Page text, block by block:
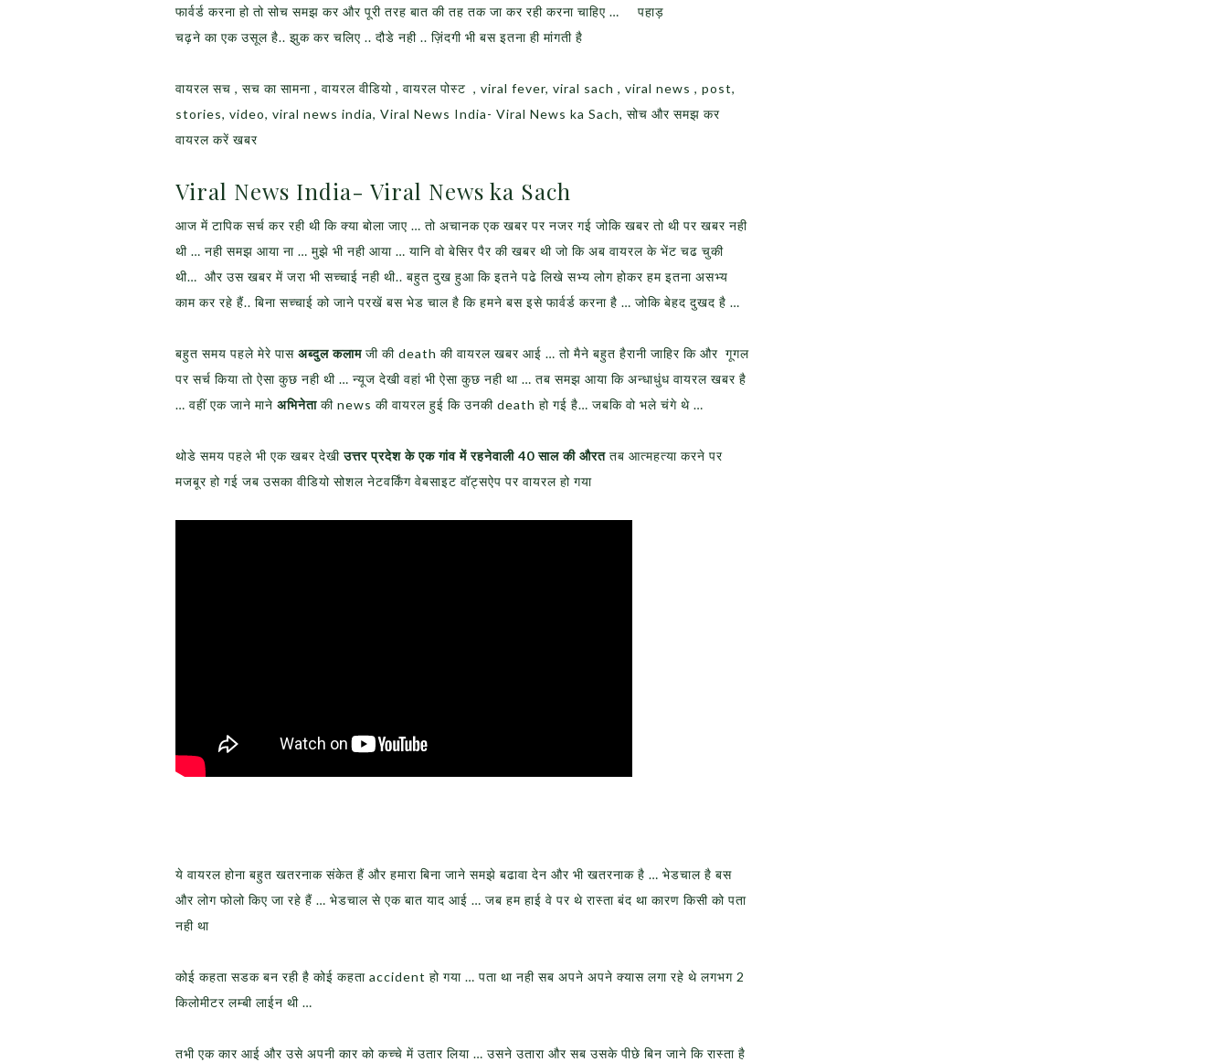
फार्वर्ड करना हो तो सोच समझ कर और पूरी तरह बात की तह तक जा कर रही करना चाहिए … पहाड़
चढ़ने का एक उसूल है.. झुक कर चलिए .. दौडे नही .. ज़िंदगी भी बस इतना ही मांगती है
वायरल सच , सच का सामना , वायरल वीडियो , वायरल पोस्ट , viral fever, viral sach , viral news , post,
stories, video, viral news india, Viral News India- Viral News ka Sach, सोच और समझ कर
वायरल करें खबर
Viral News India- Viral News ka Sach
आज में टापिक सर्च कर रही थी कि क्या बोला जाए … तो अचानक एक खबर पर नजर गई जोकि खबर तो थी पर खबर नही
थी … नही समझ आया ना … मुझे भी नही आया … यानि वो बेसिर पैर की खबर थी जो कि अब वायरल के भेंट चढ चुकी
थी… और उस खबर में जरा भी सच्चाई नही थी.. बहुत दुख हुआ कि इतने पढे लिखे सभ्य लोग होकर हम इतना असभ्य
काम कर रहे हैं.. बिना सच्चाई को जाने परखें बस भेड चाल है कि हमने बस इसे फार्वर्ड करना है … जोकि बेहद दुखद है …
बहुत समय पहले मेरे पास अब्दुल कलाम जी की death की वायरल खबर आई … तो मैने बहुत हैरानी जाहिर कि और गूगल
पर सर्च किया तो ऐसा कुछ नही थी … न्यूज देखी वहां भी ऐसा कुछ नही था … तब समझ आया कि अन्धाधुंध वायरल खबर है
… वहीं एक जाने माने अभिनेता की news की वायरल हुई कि उनकी death हो गई है… जबकि वो भले चंगे थे …
थोडे समय पहले भी एक खबर देखीउत्तर प्रदेश के एक गांव में रहनेवाली 40 साल की औरत तब आत्महत्या करने पर
मजबूर हो गई जब उसका वीडियो सोशल नेटवर्किंग वेबसाइट वॉट्सऐप पर वायरल हो गया
ये वायरल होना बहुत खतरनाक संकेत हैं और हमारा बिना जाने समझे बढावा देन और भी खतरनाक है … भेडचाल है बस
और लोग फोलो किए जा रहे हैं … भेडचाल से एक बात याद आई … जब हम हाई वे पर थे रास्ता बंद था कारण किसी को पता
नही था
कोई कहता सडक बन रही है कोई कहता accident हो गया … पता था नही सब अपने अपने क्यास लगा रहे थे लगभग 2
किलोमीटर लम्बी लाईन थी …
तभी एक कार आई और उसे अपनी कार को कच्चे में उतार लिया … उसने उतारा और सब उसके पीछे बिन जाने कि रास्ता है